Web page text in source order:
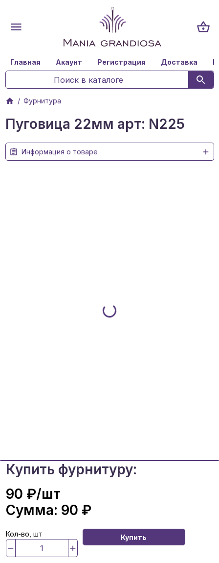
Главная Акаунт Регистрация Доставка
Фурнитура
Пуговица 22мм арт: N225
Информация о товаре
Купить фурнитуру:
90 ₽/шт
Сумма: 90 ₽
Кол-во, шт Купить